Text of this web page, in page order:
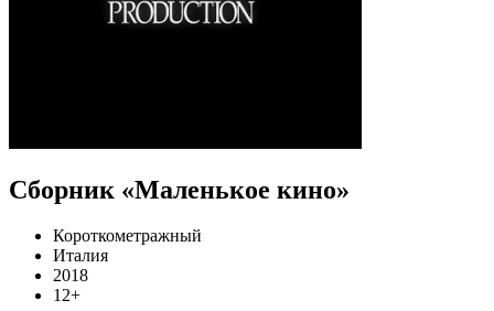
Сборник «Маленькое кино»
Короткометражный
Италия
2018
12+